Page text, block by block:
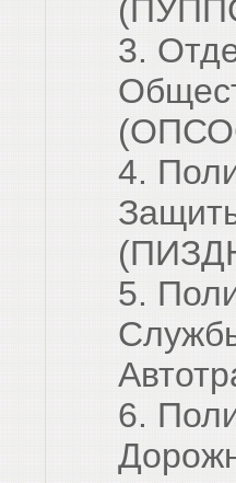
3.
4.
5.
6.